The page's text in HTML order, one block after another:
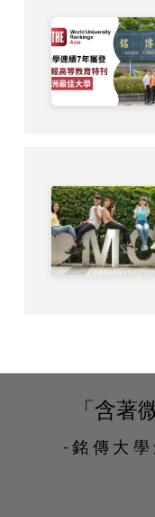
「含著
-銘傳大